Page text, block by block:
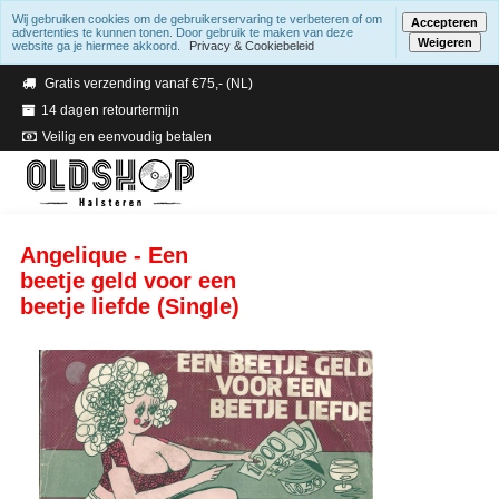
Verzending binnen 2 a 3 werkdagen
Gratis verzending vanaf €75,- (NL)
14 dagen retourtermijn
Veilig en eenvoudig betalen
Angelique - Een
beetje geld voor een
beetje liefde (Single)
Wij gebruiken cookies om de gebruikerservaring te verbeteren of om
advertenties te kunnen tonen. Door gebruik te maken van deze
website ga je hiermee akkoord.
Privacy & Cookiebeleid
Accepteren
Weigeren